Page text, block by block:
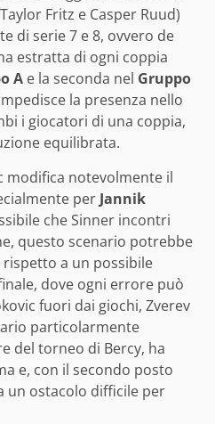
Fritz e Casper Ruud)
di serie 7 e 8, ovvero de
estratta di ogni coppia
A e la seconda nel Gruppo
la presenza nello
i giocatori di una coppia,
equilibrata.
modifica notevolmente il
per Jannik
che Sinner incontri
questo scenario potrebbe
a un possibile
dove ogni errore può
fuori dai giochi, Zverev
particolarmente
del torneo di Bercy, ha
e, con il secondo posto
un ostacolo difficile per